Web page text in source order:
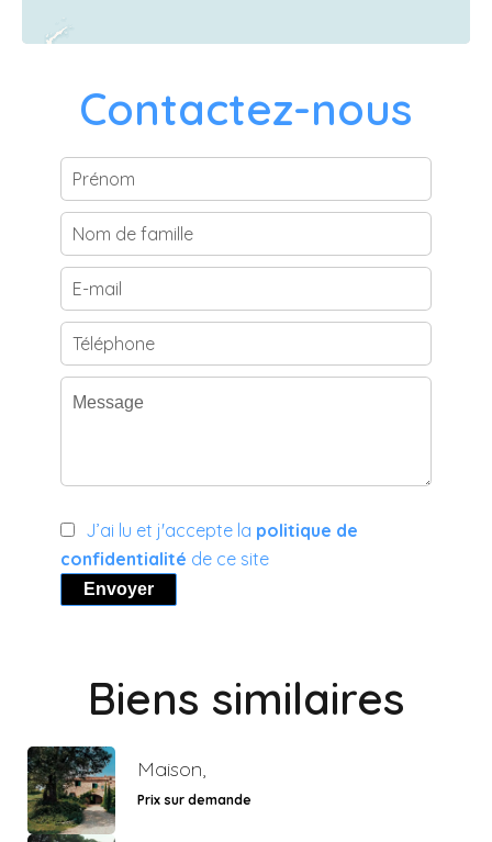
Contactez-nous
J’ai lu et j'accepte la politique de
confidentialité de ce site
Envoyer
Biens similaires
Maison,
Prix sur demande